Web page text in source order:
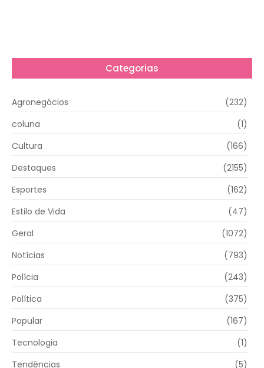
Categorias
Agronegócios
(232)
coluna
(1)
Cultura
(166)
Destaques
(2155)
Esportes
(162)
Estilo de Vida
(47)
Geral
(1072)
Notícias
(793)
Polícia
(243)
Política
(375)
Popular
(167)
Tecnologia
(1)
Tendências
(5)